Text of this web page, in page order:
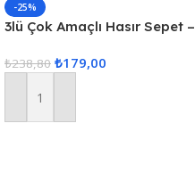
-25%
3lü Çok Amaçlı Hasır Sepet –
₺238,80 ₺179,00
Sepete Ekle